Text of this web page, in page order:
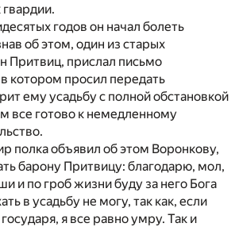
годов он начал болеть
об этом, один из старых
Притвиц, прислал письмо
котором просил передать
ему усадьбу с полной обстановкой
все готово к немедленному
полка объявил об этом Воронкову,
барону Притвицу: благодарю, мол,
и по гроб жизни буду за него Бога
в усадьбу не могу, так как, если
я все равно умру. Так и